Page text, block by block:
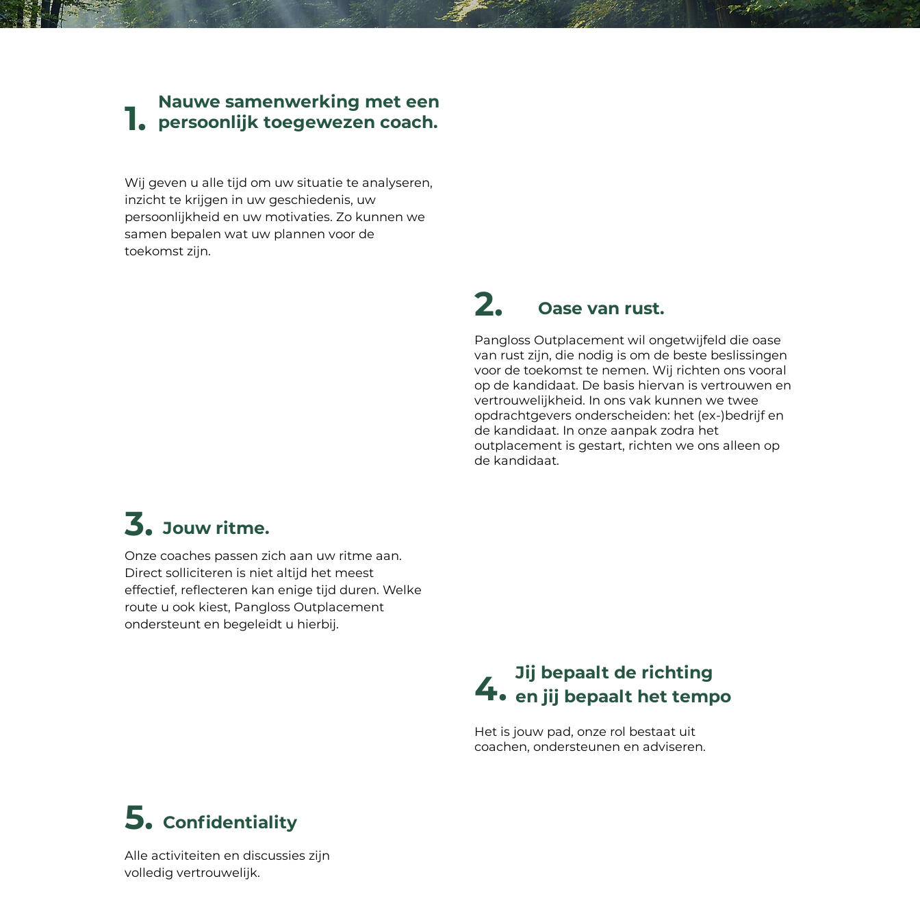
1.
Nauwe samenwerking met een
persoonlijk toegewezen coach.
Wij geven u alle tijd om uw situatie te analyseren,
inzicht te krijgen in uw geschiedenis, uw
persoonlijkheid en uw motivaties. Zo kunnen we
samen bepalen wat uw plannen voor de
toekomst zijn.
Oase van rust.
2.
Pangloss Outplacement wil ongetwijfeld die oase
van rust zijn, die nodig is om de beste beslissingen
voor de toekomst te nemen. Wij richten ons vooral
op de kandidaat. De basis hiervan is vertrouwen en
vertrouwelijkheid. In ons vak kunnen we twee
opdrachtgevers onderscheiden: het (ex-)bedrijf en
de kandidaat. In onze aanpak zodra het
outplacement is gestart, richten we ons alleen op
de kandidaat.
3. Jouw ritme.
Onze coaches passen zich aan uw ritme aan.
Direct solliciteren is niet altijd het meest
effectief, reflecteren kan enige tijd duren. Welke
route u ook kiest, Pangloss Outplacement
ondersteunt en begeleidt u hierbij.
4. Jij bepaalt de richting
en jij bepaalt het tempo
Het is jouw pad, onze rol bestaat uit
coachen, ondersteunen en adviseren.
5. Confidentiality
Alle activiteiten en discussies zijn
volledig vertrouwelijk.